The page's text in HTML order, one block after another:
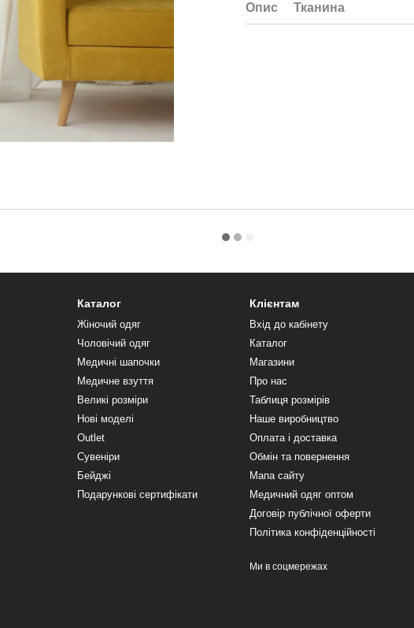
Опис Тканина
Каталог
Жіночий одяг
Чоловічий одяг
Медичні шапочки
Медичне взуття
Великі розміри
Нові моделі
Outlet
Сувеніри
Бейджі
Подарункові сертифікати
Клієнтам
Вхід до кабінету
Каталог
Магазини
Про нас
Таблиця розмірів
Наше виробництво
Оплата і доставка
Обмін та повернення
Мапа сайту
Медичний одяг оптом
Договір публічної оферти
Політика конфіденційності
Ми в соцмережах